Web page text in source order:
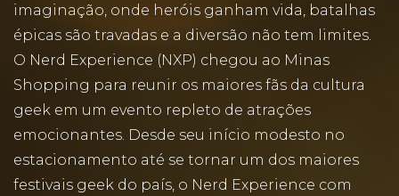
imaginação, onde heróis ganham vida, batalhas
épicas são travadas e a diversão não tem limites.
O Nerd Experience (NXP) chegou ao Minas
Shopping para reunir os maiores fãs da cultura
geek em um evento repleto de atrações
emocionantes. Desde seu início modesto no
estacionamento até se tornar um dos maiores
festivais geek do país, o Nerd Experience com